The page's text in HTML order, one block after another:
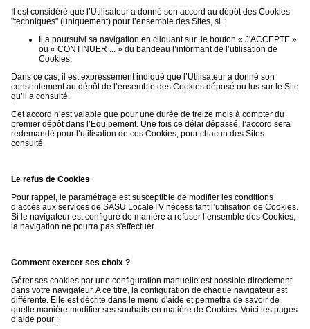
Il est considéré que l’Utilisateur a donné son accord au dépôt des Cookies
"techniques" (uniquement) pour l’ensemble des Sites, si :
Il a poursuivi sa navigation en cliquant sur le bouton « J'ACCEPTE »
ou « CONTINUER ... » du bandeau l’informant de l’utilisation de
Cookies.
Dans ce cas, il est expressément indiqué que l’Utilisateur a donné son
consentement au dépôt de l’ensemble des Cookies déposé ou lus sur le Site
qu’il a consulté.
Cet accord n’est valable que pour une durée de treize mois à compter du
premier dépôt dans l’Equipement. Une fois ce délai dépassé, l’accord sera
redemandé pour l’utilisation de ces Cookies, pour chacun des Sites
consulté.
Le refus de Cookies
Pour rappel, le paramétrage est susceptible de modifier les conditions
d’accès aux services de SASU LocaleTV nécessitant l’utilisation de Cookies.
Si le navigateur est configuré de manière à refuser l’ensemble des Cookies,
la navigation ne pourra pas s'effectuer.
Comment exercer ses choix ?
Gérer ses cookies par une configuration manuelle est possible directement
dans votre navigateur. A ce titre, la configuration de chaque navigateur est
différente. Elle est décrite dans le menu d'aide et permettra de savoir de
quelle manière modifier ses souhaits en matière de Cookies. Voici les pages
d’aide pour :